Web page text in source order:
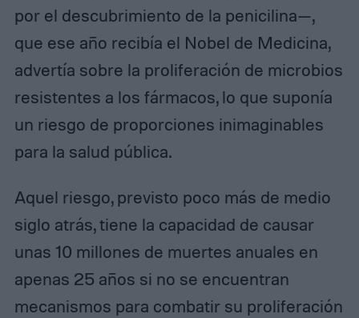
por el descubrimiento de la penicilina—,
que ese año recibía el Nobel de Medicina,
advertía sobre la proliferación de microbios
resistentes a los fármacos, lo que suponía
un riesgo de proporciones inimaginables
para la salud pública.
Aquel riesgo, previsto poco más de medio
siglo atrás, tiene la capacidad de causar
unas 10 millones de muertes anuales en
apenas 25 años si no se encuentran
mecanismos para combatir su proliferación